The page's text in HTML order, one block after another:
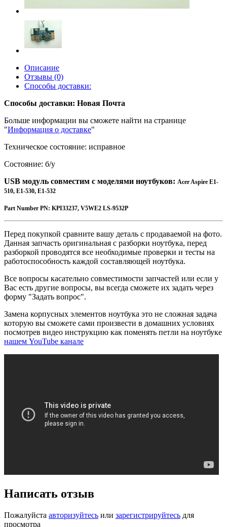
Описание
Отзывы (0)
Способы доставки:
Способы доставки: Новая Почта
Больше информации вы сможете найти на странице
"Информация о доставке"
Техническое состояние: исправное
Состояние: б/у
USB модуль совместим с моделями ноутбуков: Acer Aspire E1-
510, E1-530, E1-532
Part Number PN: KPI33237, V5WE2 LS-9532P
Перед покупкой сравните вашу деталь с продаваемой на фото.
Данная запчасть оригинальная с разборки ноутбука, перед
разборкой проводятся все необходимые проверки и тесты на
работоспособность каждой составляющей ноутбука.
Все вопросы касательно совместимости запчастей или если у
Вас есть другие вопросы, вы всегда сможете их задать через
форму "Задать вопрос".
Замена корпусных элементов ноутбука это не сложная задача
которую вы сможете сами произвести в домашних условиях
посмотрев видео инструкцию как поменять петли на ноутбуке
нашем YouTube канале
Написать отзыв
Пожалуйста авторизуйтесь или зарегистрируйтесь для
просмотра